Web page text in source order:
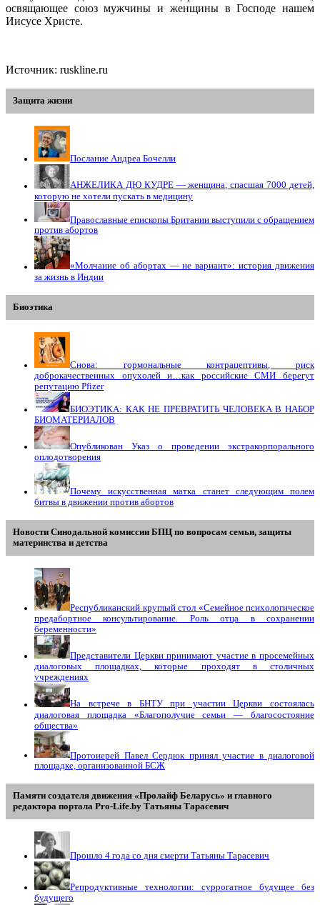
освящающее союз мужчины и женщины в Господе нашем
Иисусе Христе.
Источник: ruskline.ru
Защита жизни
Послание Андреа Бочелли
АНЖЕЛИКА ДЮ КУДРЕ — женщина, спасшая 7000 детей,
которую не хотели пускать в медицину
Православные епископы Британии выступили с обращением
против абортов
«Молчание об абортах — не вариант»: история движения
за жизнь в Индии
Биоэтика
Снова: гормональные контрацептивы, риск
доброкачественных опухолей и…как российские СМИ берегут
репутацию Pfizer
БИОЭТИКА: КАК НЕ ПРЕВРАТИТЬ ЧЕЛОВЕКА В НАБОР
БИОМАТЕРИАЛОВ
Опубликован Указ о проведении экстракорпорального
оплодотворения
Почему искусственная матка станет следующим полем
битвы в движении против абортов
Новости Синодальной комиссии БПЦ по вопросам семьи, защиты
материнства и детства
Республиканский круглый стол «Семейное психологическое
предабортное консультирование. Роль отца в сохранении
беременности»
Представители Церкви принимают участие в просемейных
диалоговых площадках, которые проходят в столичных
учреждениях
На встрече в БНТУ при участии Церкви состоялась
диалоговая площадка «Благополучие семьи — благосостояние
общества»
Протоиерей Павел Сердюк принял участие в диалоговой
площадке, организованной БСЖ
Памяти создателя движения «Пролайф Беларусь» и главного
редактора портала Pro-Life.by Tатьяны Tарасевич
Прошло 4 года со дня смерти Татьяны Тарасевич
Репродуктивные технологии: суррогатное будущее без
будущего